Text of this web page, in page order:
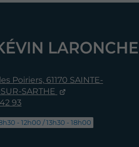
Poiriers, 61170 SAINTE-
SARTHE
93
- 12h00 / 13h30 - 18h00